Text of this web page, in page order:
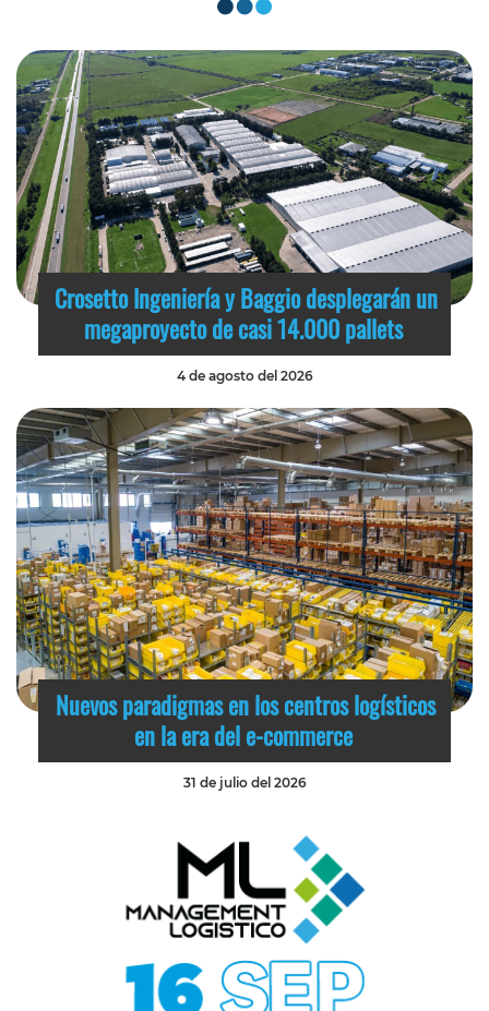
Crosetto Ingeniería y Baggio desplegarán un
megaproyecto de casi 14.000 pallets
4 de agosto del 2026
Nuevos paradigmas en los centros logísticos
en la era del e-commerce
31 de julio del 2026